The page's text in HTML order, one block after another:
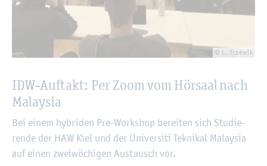
© L. Trze­wik
IDW-Auf­takt: Per Zoom vom Hör­saal nach
Ma­lay­sia
Bei einem hy­bri­den Pre-Work­shop be­rei­ten sich Stu­die­
ren­de der HAW Kiel und der Uni­ver­si­ti Te­kni­kal Ma­lay­sia
auf einen zwei­wö­chi­gen Aus­tausch vor.